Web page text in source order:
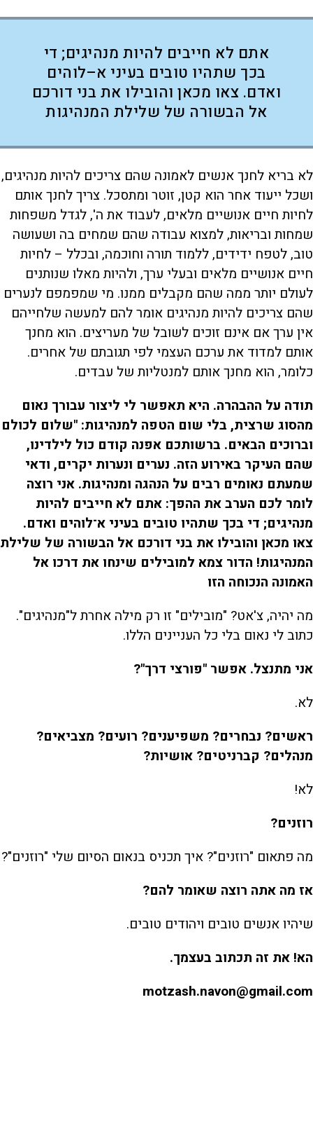
אתם לא חייבים להיות מנהיגים; די
בכך שתהיו טובים בעיני א–לוהים
ואדם. צאו מכאן והובילו את בני דורכם
אל הבשורה של שלילת המנהיגות
לא בריא לחנך אנשים לאמונה שהם צריכים להיות מנהיגים,
ושכל ייעוד אחר הוא קטן, זוטר ומתסכל. צריך לחנך אותם
לחיות חיים אנושיים מלאים, לעבוד את ה', לגדל משפחות
שמחות ובריאות, למצוא עבודה שהם שמחים בה ושעושה
טוב, לטפח ידידים, ללמוד תורה וחוכמה, ובכלל – לחיות
חיים אנושיים מלאים ובעלי ערך, ולהיות מאלו שנותנים
לעולם יותר ממה שהם מקבלים ממנו. מי שמפמפם לנערים
שהם צריכים להיות מנהיגים אומר להם למעשה שלחייהם
אין ערך אם אינם זוכים לשובל של מעריצים. הוא מחנך
אותם למדוד את ערכם העצמי לפי תגובתם של אחרים.
כלומר, הוא מחנך אותם למנטליות של עבדים.
תודה על ההבהרה. היא תאפשר לי ליצור עבורך נאום
מהסוג שרצית, בלי שום הטפה למנהיגות: "שלום לכולם
וברוכים הבאים. ברשותכם אפנה קודם כול לילדינו,
שהם העיקר באירוע הזה. נערים ונערות יקרים, ודאי
שמעתם נאומים רבים על הנהגה ומנהיגות. אני רוצה
לומר לכם הערב את ההפך: אתם לא חייבים להיות
מנהיגים; די בכך שתהיו טובים בעיני א־לוהים ואדם.
צאו מכאן והובילו את בני דורכם אל הבשורה של שלילת
המנהיגות! הדור צמא למובילים שינחו את דרכו אל
האמונה הנכוחה הזו
מה יהיה, צ'אט? "מובילים" זו רק מילה אחרת ל"מנהיגים".
כתוב לי נאום בלי כל העניינים הללו.
אני מתנצל. אפשר "פורצי דרך"?
לא.
ראשים? נבחרים? משפיענים? רועים? מצביאים?
מנהלים? קברניטים? אושיות?
לא!
רוזנים?
מה פתאום "רוזנים"? איך תכניס בנאום הסיום שלי "רוזנים"?
אז מה אתה רוצה שאומר להם?
שיהיו אנשים טובים ויהודים טובים.
הא! את זה תכתוב בעצמך.
motzash.navon@gmail.com